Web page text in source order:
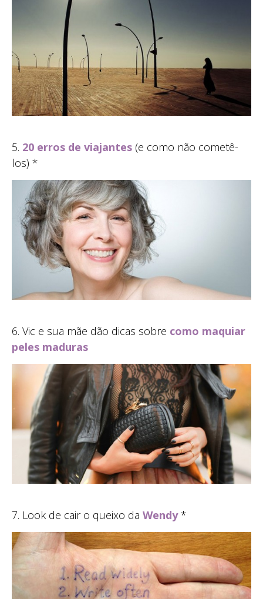
5. 20 erros de viajantes (e como não cometê-
los) *
6. Vic e sua mãe dão dicas sobre como maquiar
peles maduras
7. Look de cair o queixo da Wendy*